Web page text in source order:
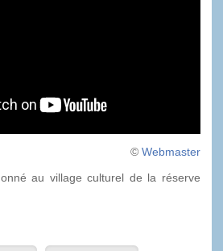
© Webmaster
au village culturel de la réserve